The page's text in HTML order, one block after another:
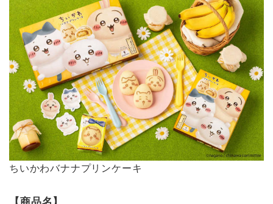
ちいかわバナナプリンケーキ
【商品名】